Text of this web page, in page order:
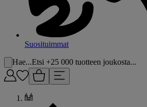
Suosituimmat
Hae...Etsi +25 000 tuotteen joukosta...